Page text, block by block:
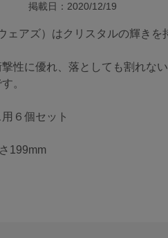
掲載日：2020/12/19
ェアズ）はクリスタルの輝き
性に優れ、落としても割れな
。
６個セット
199mm